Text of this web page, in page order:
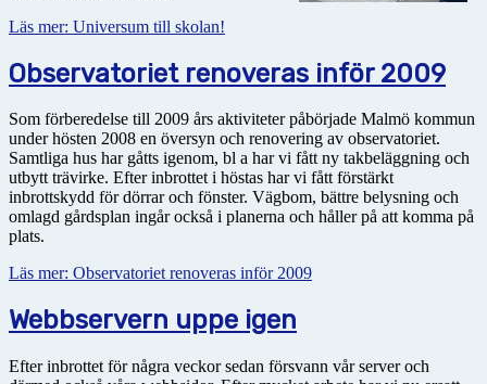
Läs mer: Universum till skolan!
Observatoriet renoveras inför 2009
Som förberedelse till 2009 års aktiviteter påbörjade Malmö kommun
under hösten 2008 en översyn och renovering av observatoriet.
Samtliga hus har gåtts igenom, bl a har vi fått ny takbeläggning och
utbytt trävirke. Efter inbrottet i höstas har vi fått förstärkt
inbrottskydd för dörrar och fönster. Vägbom, bättre belysning och
omlagd gårdsplan ingår också i planerna och håller på att komma på
plats.
Läs mer: Observatoriet renoveras inför 2009
Webbservern uppe igen
Efter inbrottet för några veckor sedan försvann vår server och